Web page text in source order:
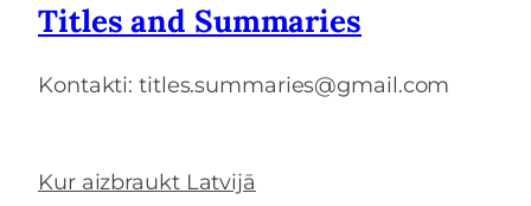
Titles and Summaries
Kontakti: titles.summaries@gmail.com
Kur aizbraukt Latvijā